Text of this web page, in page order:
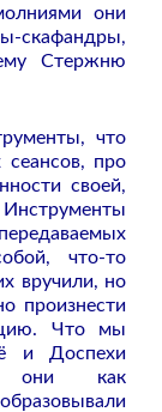
они
Стержню
что
про
своей,
что-то
вручили, но
произнести
Что мы
и Доспехи
они как